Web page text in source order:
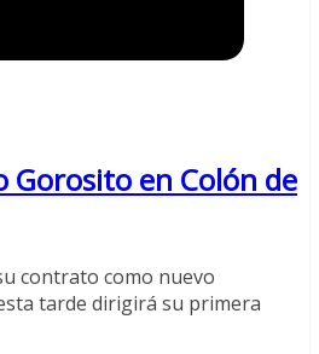
Gorosito en Colón de
contrato como nuevo
tarde dirigirá su primera